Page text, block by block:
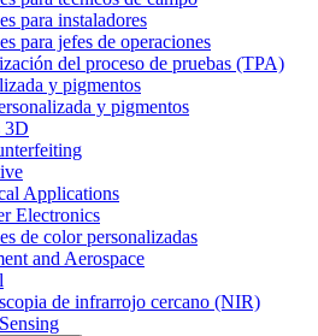
para instaladores
para jefes de operaciones
del proceso de pruebas (TPA)
y pigmentos
y pigmentos
3D
Applications
Electronics
de color personalizadas
and Aerospace
de infrarrojo cercano (NIR)